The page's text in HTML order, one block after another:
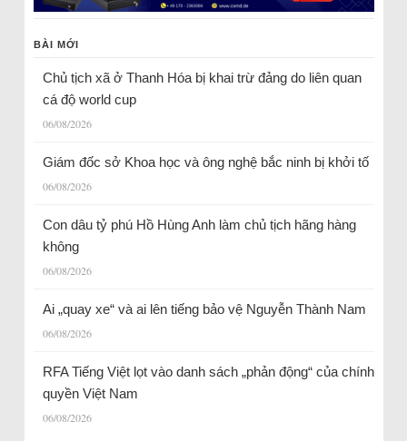
BÀI MỚI
Chủ tịch xã ở Thanh Hóa bị khai trừ đảng do liên quan
cá độ world cup
06/08/2026
Giám đốc sở Khoa học và ông nghệ bắc ninh bị khởi tố
06/08/2026
Con dâu tỷ phú Hồ Hùng Anh làm chủ tịch hãng hàng
không
06/08/2026
Ai „quay xe“ và ai lên tiếng bảo vệ Nguyễn Thành Nam
06/08/2026
RFA Tiếng Việt lọt vào danh sách „phản động“ của chính
quyền Việt Nam
06/08/2026